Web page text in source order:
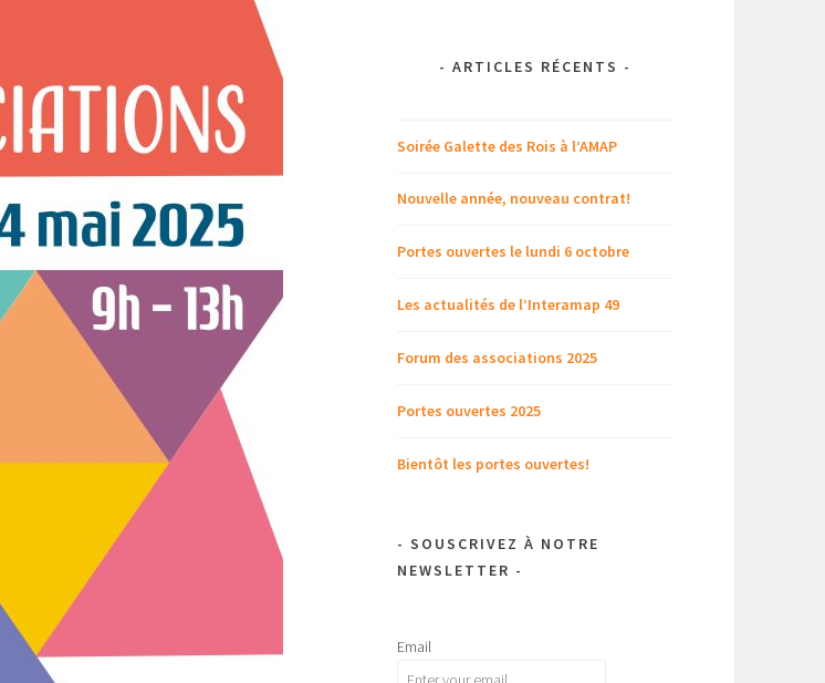
- ARTICLES RÉCENTS -
Soirée Galette des Rois à l’AMAP
Nouvelle année, nouveau contrat!
Portes ouvertes le lundi 6 octobre
Les actualités de l’Interamap 49
Forum des associations 2025
Portes ouvertes 2025
Bientôt les portes ouvertes!
- SOUSCRIVEZ À NOTRE
NEWSLETTER -
Email